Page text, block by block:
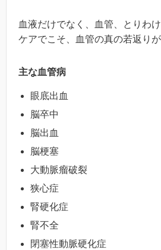
血液だけでなく、血管、とりわ
ケアでこそ、血管の真の若返り
主な血管病
眼底出血
脳卒中
脳出血
脳梗塞
大動脈瘤破裂
狭心症
腎硬化症
腎不全
閉塞性動脈硬化症